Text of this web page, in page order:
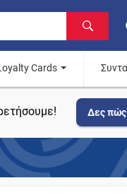
Cards
Δες πώς